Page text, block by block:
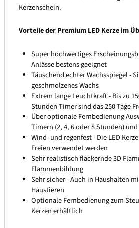
Kerzenschein.
Vorteile der Premium LED Kerze im
Super hochwertiges
Anlässe bestens geeignet
Täuschend echter Wachsspiegel -
geschmolzenes Wachs
Extrem lange Leuchtkraft - Bis zu
Stunden Timer sind das 250 Tage
Über optionale Fernbedienung
Timern (2, 4, 6 oder 8 Stunden)
Wind- und regenfest - Die LED
Freien verwendet werden
Sehr realistisch flackernde 3D
Flammenbildung
Sehr sicher - Auch in Haushalten
Haustieren
Optionale Fernbedienung zum
Kerzen erhältlich